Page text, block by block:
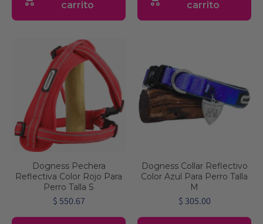
carrito carrito
Dogness Pechera
Reflectiva Color Rojo Para
Perro Talla S
$ 550.67
Dogness Collar Reflectivo
Color Azul Para Perro Talla
M
$ 305.00